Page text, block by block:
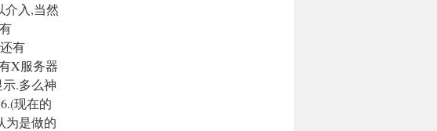
介入,当然
有
X服务器
.多么神
现在的
为是做的